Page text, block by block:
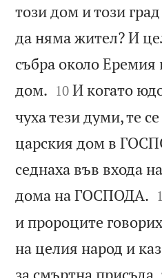
този дом и този
да няма жител? И
събра около
дом. 

10 И когато
чуха тези думи, те
царския дом в
седнаха във входа
дома на ГОСПОДА. 
и пророците
на целия народ и
за смъртна